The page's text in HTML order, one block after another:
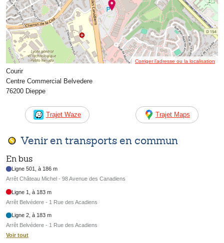
Corriger l’adresse ou la localisation
Courir
Centre Commercial Belvedere
76200 Dieppe
Trajet Waze Trajet Maps
Venir en transports en commun
En bus
Ligne 501, à 186 m
Arrêt Château Michel - 98 Avenue des Canadiens
Ligne 1, à 183 m
Arrêt Belvédere - 1 Rue des Acadiens
Ligne 2, à 183 m
Arrêt Belvédere - 1 Rue des Acadiens
Voir tout